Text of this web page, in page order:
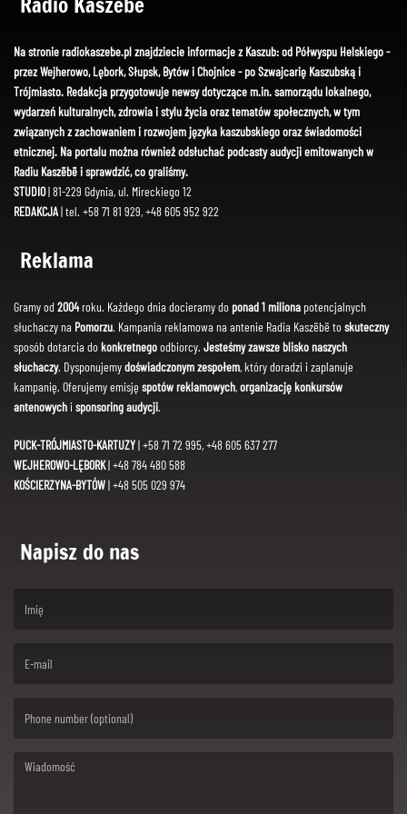
Na stronie radiokaszebe.pl znajdziecie informacje z Kaszub: od Półwyspu Helskiego -
przez Wejherowo, Lębork, Słupsk, Bytów i Chojnice - po Szwajcarię Kaszubską i
Trójmiasto. Redakcja przygotowuje newsy dotyczące m.in. samorządu lokalnego,
wydarzeń kulturalnych, zdrowia i stylu życia oraz tematów społecznych, w tym
związanych z zachowaniem i rozwojem języka kaszubskiego oraz świadomości
etnicznej. Na portalu można również odsłuchać podcasty audycji emitowanych w
Radiu Kaszëbë i sprawdzić, co graliśmy.
STUDIO| 81-229 Gdynia, ul. Mireckiego 12
REDAKCJA| tel. +58 71 81 929, +48 605 952 922
Reklama
Gramy od 2004roku. Każdego dnia docieramy do ponad 1 miliona potencjalnych
słuchaczy na Pomorzu. Kampania reklamowa na antenie Radia Kaszëbë toskuteczny
sposób dotarcia dokonkretnegoodbiorcy. Jesteśmy zawsze blisko naszych
słuchaczy. Dysponujemydoświadczonym zespołem, który doradzi i zaplanuje
kampanię. Oferujemy emisję spotów reklamowych,organizację konkursów
antenowychi sponsoring audycji.
PUCK-TRÓJMIASTO-KARTUZY| +58 71 72 995, +48 605 637 277
WEJHEROWO-LĘBORK| +48 784 480 588
KOŚCIERZYNA-BYTÓW| +48 505 029 974
Napisz do nas